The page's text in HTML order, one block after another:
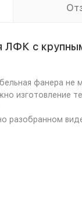
ЛФК с
фанера не
изготовление
разобранном